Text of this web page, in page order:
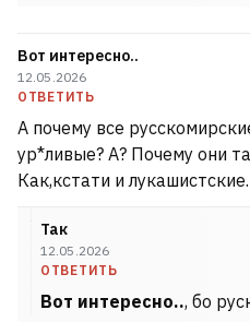
Вот интересно..
12.05.2026
ОТВЕТИТЬ
А почему все
ур*ливые? А? Почему они
Как,кстати и лукашистские.
Так
12.05.2026
ОТВЕТИТЬ
Вот интересно.., бо